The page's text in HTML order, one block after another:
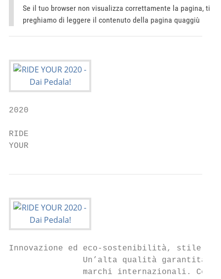
Se il tuo browser non visualizza correttamente la pagina, ti
preghiamo di leggere il contenuto della pagina quaggiù
2020
RIDE
YOUR
Innovazione ed eco-sostenibilità, stile e
Un’alta qualità garantita
marchi internazionali. Con